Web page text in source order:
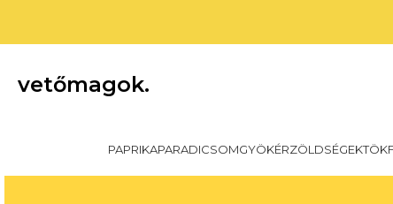
vetőmagok.
PAPRIKAPARADICSOMGYÖKÉRZÖLDSÉGEK